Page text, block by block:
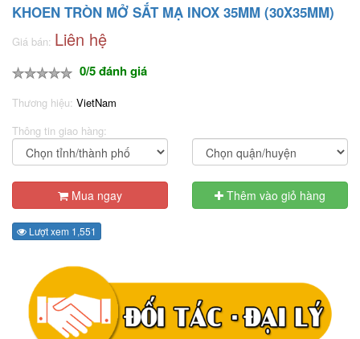
KHOEN TRÒN MỞ SẮT MẠ INOX 35MM (30X35MM)
Giá bán: Liên hệ
0/5 đánh giá
Thương hiệu: VietNam
Thông tin giao hàng:
Mua ngay Thêm vào giỏ hàng
Lượt xem 1,551